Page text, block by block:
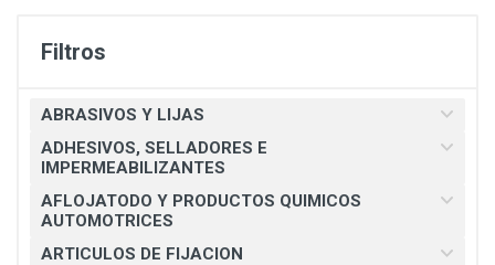
Filtros
ABRASIVOS Y LIJAS
ADHESIVOS, SELLADORES E
IMPERMEABILIZANTES
AFLOJATODO Y PRODUCTOS QUIMICOS
AUTOMOTRICES
ARTICULOS DE FIJACION